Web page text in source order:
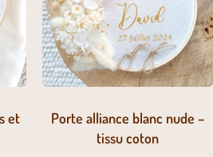
et
Porte alliance blanc nude –
tissu coton